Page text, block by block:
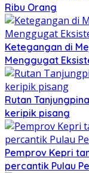
Ribu Orang
Ketegangan di
Menggugat
Rutan
keripik pisang
Pemprov Kepri
percantik Pulau